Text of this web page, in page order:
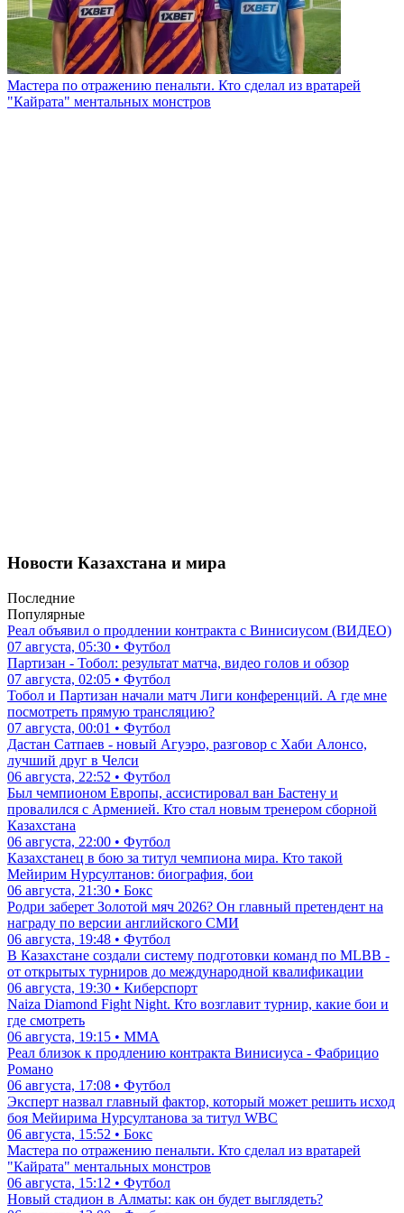
Мастера по отражению пенальти. Кто сделал из вратарей
"Кайрата" ментальных монстров
Новости Казахстана и мира
Последние
Популярные
Реал объявил о продлении контракта с Винисиусом (ВИДЕО)
07 августа, 05:30 • Футбол
Партизан - Тобол: результат матча, видео голов и обзор
07 августа, 02:05 • Футбол
Тобол и Партизан начали матч Лиги конференций. А где мне
посмотреть прямую трансляцию?
07 августа, 00:01 • Футбол
Дастан Сатпаев - новый Агуэро, разговор с Хаби Алонсо,
лучший друг в Челси
06 августа, 22:52 • Футбол
Был чемпионом Европы, ассистировал ван Бастену и
провалился с Арменией. Кто стал новым тренером сборной
Казахстана
06 августа, 22:00 • Футбол
Казахстанец в бою за титул чемпиона мира. Кто такой
Мейирим Нурсултанов: биография, бои
06 августа, 21:30 • Бокс
Родри заберет Золотой мяч 2026? Он главный претендент на
награду по версии английского СМИ
06 августа, 19:48 • Футбол
В Казахстане создали систему подготовки команд по MLBB -
от открытых турниров до международной квалификации
06 августа, 19:30 • Киберспорт
Naiza Diamond Fight Night. Кто возглавит турнир, какие бои и
где смотреть
06 августа, 19:15 • ММА
Реал близок к продлению контракта Винисиуса - Фабрицио
Романо
06 августа, 17:08 • Футбол
Эксперт назвал главный фактор, который может решить исход
боя Мейирима Нурсултанова за титул WBC
06 августа, 15:52 • Бокс
Мастера по отражению пенальти. Кто сделал из вратарей
"Кайрата" ментальных монстров
06 августа, 15:12 • Футбол
Новый стадион в Алматы: как он будет выглядеть?